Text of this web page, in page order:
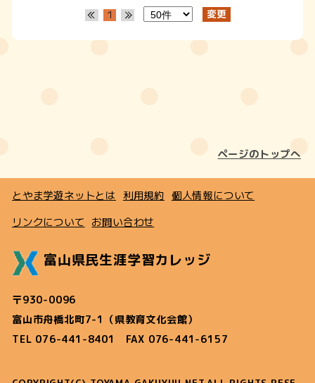
1
ページのトップへ
とやま学遊ネットとは 利用規約 個人情報について
リンクについて お問い合わせ
富山県民生涯学習カレッジ
〒930-0096
富山市舟橋北町7-1（県教育文化会館）
TEL 076-441-8401 FAX 076-441-6157